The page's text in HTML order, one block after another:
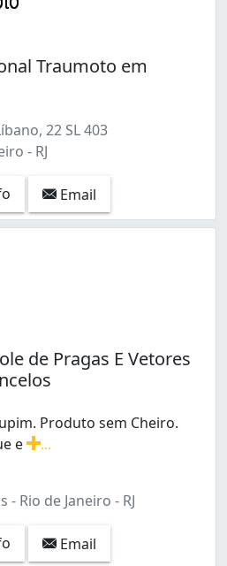
Traumoto em
22 SL 403
- RJ
Email
de Pragas E Vetores
Produto sem Cheiro.
e
- Rio de Janeiro - RJ
Email